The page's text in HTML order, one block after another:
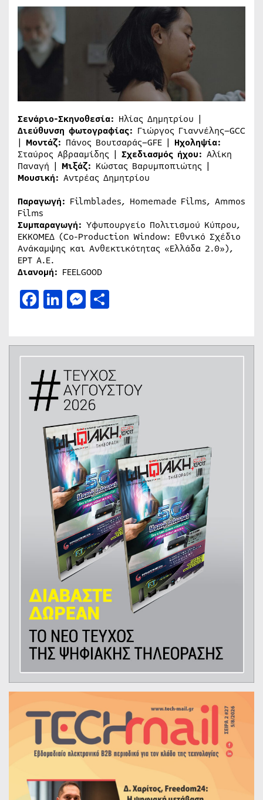
Σενάριο-Σκηνοθεσία: Ηλίας Δημητρίου |
Διεύθυνση φωτογραφίας: Γιώργος Γιαννέλης–GCC
| Μοντάζ: Πάνος Βουτσαράς–GFE | Ηχοληψία:
Σταύρος Αβρααμίδης | Σχεδιασμός ήχου: Αλίκη
Παναγή | Μιξάζ: Κώστας Βαρυμποπιώτης |
Μουσική: Αντρέας Δημητρίου
Παραγωγή: Filmblades, Homemade Films, Ammos
Films
Συμπαραγωγή: Υφυπουργείο Πολιτισμού Κύπρου,
ΕΚΚΟΜΕΔ (Co-Production Window: Εθνικό Σχέδιο
Ανάκαμψης και Ανθεκτικότητας «Ελλάδα 2.0»),
ΕΡΤ Α.Ε.
Διανομή: FEELGOOD
Facebook
LinkedIn
Messenger